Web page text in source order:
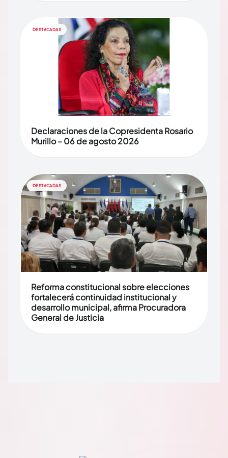
DESTACADAS
Declaraciones de la Copresidenta Rosario
Murillo – 06 de agosto 2026
DESTACADAS
Reforma constitucional sobre elecciones
fortalecerá continuidad institucional y
desarrollo municipal, afirma Procuradora
General de Justicia